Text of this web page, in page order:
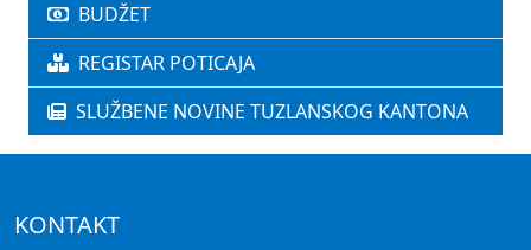
BUDŽET
REGISTAR POTICAJA
SLUŽBENE NOVINE TUZLANSKOG KANTONA
KONTAKT